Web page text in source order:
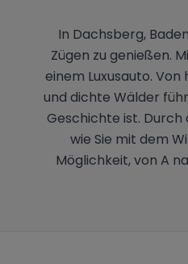
In Dachsberg,
Zügen zu genießen.
einem Luxusauto.
und dichte Wälder
Geschichte ist. Durch
wie Sie mit dem
Möglichkeit, von A